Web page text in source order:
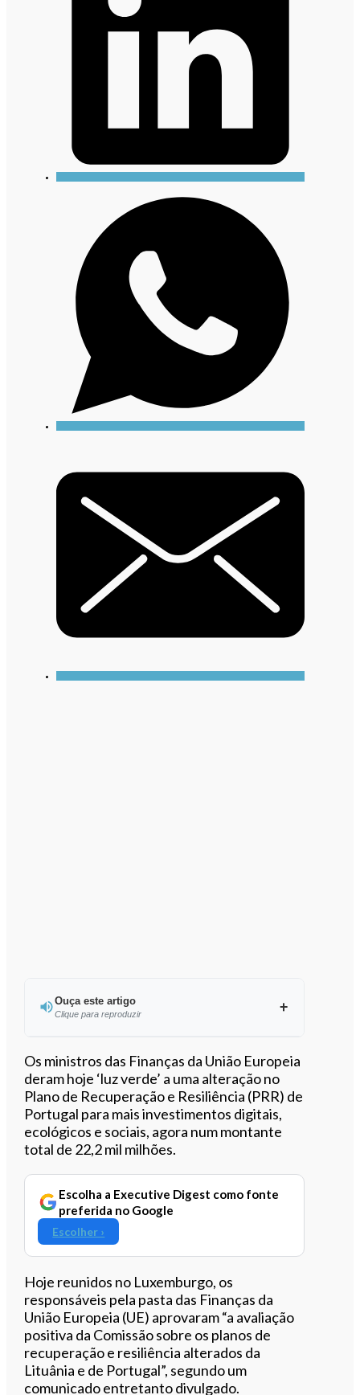
Ouça este artigo
Clique para reproduzir
Ouvir este artigo
Os ministros das Finanças da União Europeia
deram hoje ‘luz verde’ a uma alteração no
Plano de Recuperação e Resiliência (PRR) de
Portugal para mais investimentos digitais,
ecológicos e sociais, agora num montante
total de 22,2 mil milhões.
Escolha a Executive Digest como fonte
preferida no Google
Escolher ›
Hoje reunidos no Luxemburgo, os
responsáveis pela pasta das Finanças da
União Europeia (UE) aprovaram “a avaliação
positiva da Comissão sobre os planos de
recuperação e resiliência alterados da
Lituânia e de Portugal”, segundo um
comunicado entretanto divulgado.